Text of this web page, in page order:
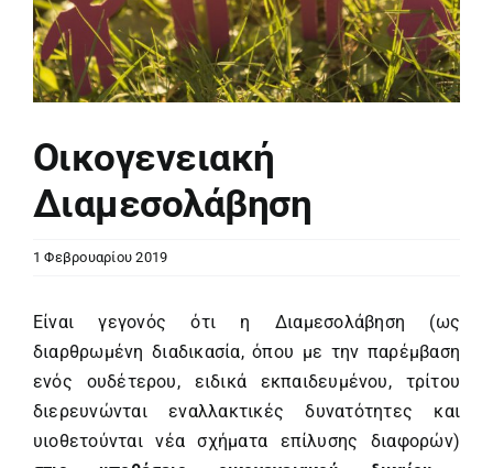
Οικογενειακή
Διαμεσολάβηση
1 Φεβρουαρίου 2019
Είναι γεγονός ότι η Διαμεσολάβηση (ως
διαρθρωμένη διαδικασία, όπου με την παρέμβαση
ενός ουδέτερου, ειδικά εκπαιδευμένου, τρίτου
διερευνώνται εναλλακτικές δυνατότητες και
υιοθετούνται νέα σχήματα επίλυσης διαφορών)